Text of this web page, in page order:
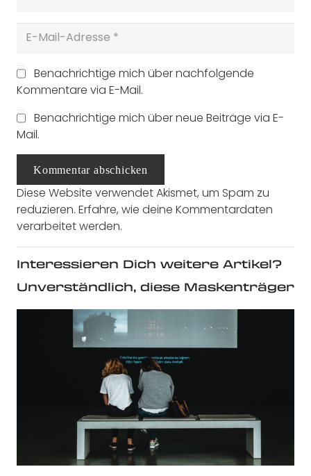
Benachrichtige mich über nachfolgende
Kommentare via E-Mail.
Benachrichtige mich über neue Beiträge via E-
Mail.
Kommentar abschicken
Diese Website verwendet Akismet, um Spam zu
reduzieren. Erfahre, wie deine Kommentardaten
verarbeitet werden.
Interessieren Dich weitere Artikel?
Unverständlich, diese Maskenträger